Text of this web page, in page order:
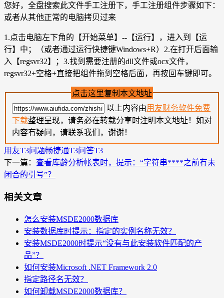
您好，全盘搜索此文件手工注册下，手工注册组件步骤如下：
或者从其他正常的电脑拷贝过来
1.点击电脑左下角的【开始菜单】--【运行】，进入到【运
行】中；（或者通过运行快捷键Windows+R）2.在打开后面输
入【regsvr32】；3.找到需要注册的dll文件或ocx文件，
regsvr32+空格+直接把组件拖到空格后面，再按回车键即可。
点击这里复制本文地址
以上内容由用友财务软件免费
下载整理呈现，请务必在转载分享时注明本文地址！如对
内容有疑问，请联系我们，谢谢！
用友T3问题畅捷通T3问答T3
下一篇： 查看库龄分析帐表时，提示：“字符串****之前有未
闭合的引号”？
相关文章
怎么安装MSDE2000数据库
安装数据库时提示：指定的实例名称无效？
安装MSDE2000时提示“没有与此安装软件匹配的产
品”？
如何安装Microsoft .NET Framework 2.0
指定路径名无效？
如何卸载MSDE2000数据库？